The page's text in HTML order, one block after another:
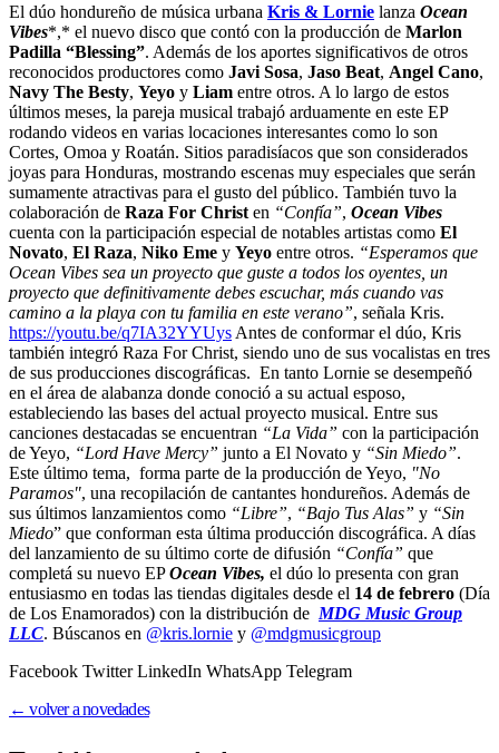
El dúo hondureño de música urbana Kris & Lornie lanza Ocean
Vibes*,* el nuevo disco que contó con la producción de Marlon
Padilla “Blessing”. Además de los aportes significativos de otros
reconocidos productores como Javi Sosa, Jaso Beat, Angel Cano,
Navy The Besty, Yeyo y Liam entre otros. A lo largo de estos
últimos meses, la pareja musical trabajó arduamente en este EP
rodando videos en varias locaciones interesantes como lo son
Cortes, Omoa y Roatán. Sitios paradisíacos que son considerados
joyas para Honduras, mostrando escenas muy especiales que serán
sumamente atractivas para el gusto del público. También tuvo la
colaboración de Raza For Christ en “Confía”, Ocean Vibes
cuenta con la participación especial de notables artistas como El
Novato, El Raza, Niko Eme y Yeyo entre otros. “Esperamos que
Ocean Vibes sea un proyecto que guste a todos los oyentes, un
proyecto que definitivamente debes escuchar, más cuando vas
camino a la playa con tu familia en este verano”, señala Kris.
https://youtu.be/q7IA32YYUys Antes de conformar el dúo, Kris
también integró Raza For Christ, siendo uno de sus vocalistas en tres
de sus producciones discográficas. En tanto Lornie se desempeñó
en el área de alabanza donde conoció a su actual esposo,
estableciendo las bases del actual proyecto musical. Entre sus
canciones destacadas se encuentran “La Vida” con la participación
de Yeyo, “Lord Have Mercy” junto a El Novato y “Sin Miedo”.
Este último tema, forma parte de la producción de Yeyo, "No
Paramos", una recopilación de cantantes hondureños. Además de
sus últimos lanzamientos como “Libre”, “Bajo Tus Alas” y “Sin
Miedo” que conforman esta última producción discográfica. A días
del lanzamiento de su último corte de difusión “Confía” que
completá su nuevo EPOcean Vibes, el dúo lo presenta con gran
entusiasmo en todas las tiendas digitales desde el 14 de febrero (Día
de Los Enamorados) con la distribución de MDG Music Group
LLC. Búscanos en @kris.lornie y @mdgmusicgroup
Facebook Twitter LinkedIn WhatsApp Telegram
← volver a novedades